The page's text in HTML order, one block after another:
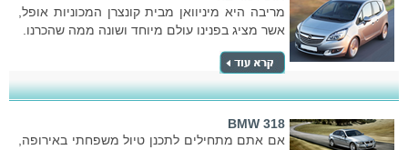
מריבה היא מיניוואן מבית קונצרן המכוניות אופל,
אשר מציג בפנינו עולם מיוחד ושונה ממה שהכרנו.
BMW 318
אם אתם מתחילים לתכנן טיול משפחתי באירופה,